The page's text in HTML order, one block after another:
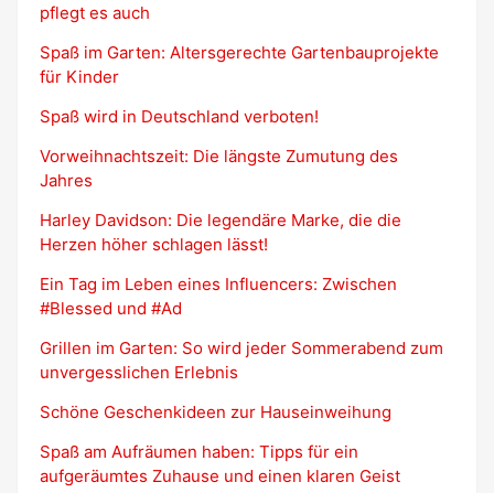
pflegt es auch
Spaß im Garten: Altersgerechte Gartenbauprojekte
für Kinder
Spaß wird in Deutschland verboten!
Vorweihnachtszeit: Die längste Zumutung des
Jahres
Harley Davidson: Die legendäre Marke, die die
Herzen höher schlagen lässt!
Ein Tag im Leben eines Influencers: Zwischen
#Blessed und #Ad
Grillen im Garten: So wird jeder Sommerabend zum
unvergesslichen Erlebnis
Schöne Geschenkideen zur Hauseinweihung
Spaß am Aufräumen haben: Tipps für ein
aufgeräumtes Zuhause und einen klaren Geist